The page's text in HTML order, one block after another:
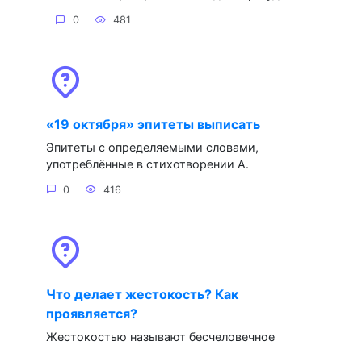
0 481
«19 октября» эпитеты выписать
Эпитеты с определяемыми словами,
употреблённые в стихотворении А.
0 416
Что делает жестокость? Как
проявляется?
Жестокостью называют бесчеловечное